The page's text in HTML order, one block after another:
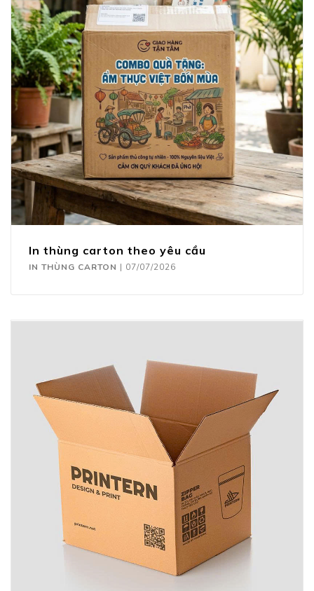
In thùng carton theo yêu cầu
IN THÙNG CARTON | 07/07/2026